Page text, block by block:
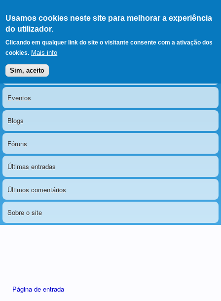
Usamos cookies neste site para melhorar a experiência
do utilizador.
Clicando em qualquer link do site o visitante consente com a ativação dos
cookies. Mais info
Sim, aceito
LERPARAVER , ir para a
página principal
O portal da visão diferente
Menu principal
Notícias
Eventos
Blogs
Fóruns
Últimas entradas
Últimos comentários
Sobre o site
Página de entrada